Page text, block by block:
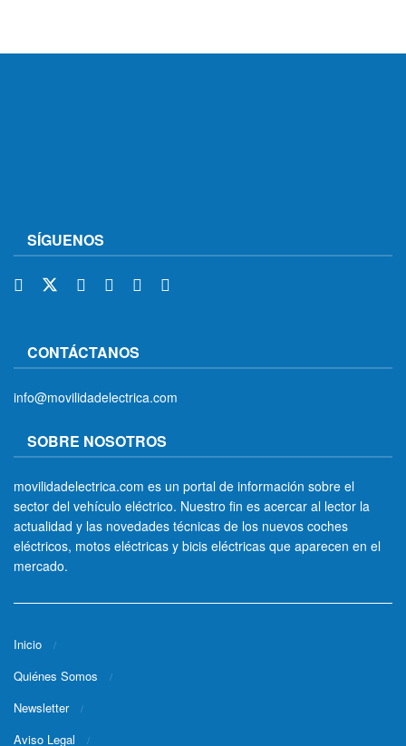
SÍGUENOS
CONTÁCTANOS
info@movilidadelectrica.com
SOBRE NOSOTROS
movilidadelectrica.com es un portal de información sobre el
sector del vehículo eléctrico. Nuestro fin es acercar al lector la
actualidad y las novedades técnicas de los nuevos coches
eléctricos, motos eléctricas y bicis eléctricas que aparecen en el
mercado.
Inicio
Quiénes Somos
Newsletter
Aviso Legal